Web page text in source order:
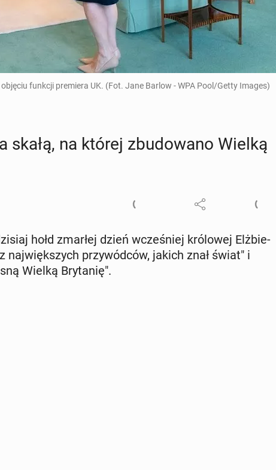
funkcji premiera UK. (Fot. Jane Barlow - WPA Pool/Getty Images)
skałą, na której zbu­do­wa­no Wielką
hołd zmarłej dzień wcze­śniej kró­lo­wej Elż­bie­
naj­więk­szych przy­wód­ców, jakich znał świat" i
Wielką Bry­ta­nię".